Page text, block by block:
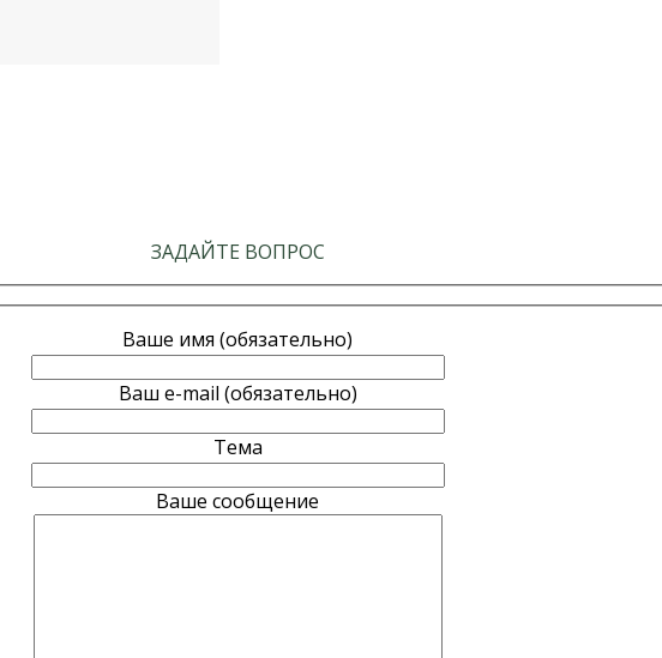
ЗАДАЙТЕ ВОПРОС
Ваше имя (обязательно)
Ваш e-mail (обязательно)
Тема
Ваше сообщение